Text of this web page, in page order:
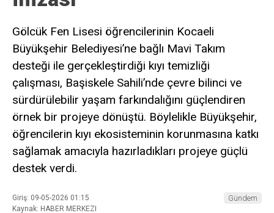
Gölcük Fen Lisesi öğrencilerinin Kocaeli
Büyükşehir Belediyesi’ne bağlı Mavi Takım
desteği ile gerçekleştirdiği kıyı temizliği
çalışması, Başiskele Sahili’nde çevre bilinci ve
sürdürülebilir yaşam farkındalığını güçlendiren
örnek bir projeye dönüştü. Böylelikle Büyükşehir,
öğrencilerin kıyı ekosisteminin korunmasına katkı
sağlamak amacıyla hazırladıkları projeye güçlü
destek verdi.
Giriş: 09-05-2026 01:15
Kaynak: HABER MERKEZI
Gündem